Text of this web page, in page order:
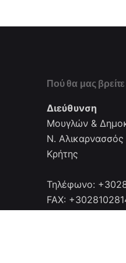
Πού θα μας βρείτε
Διεύθυνση
Μουγλών &
Ν.
Κρήτης
Τηλέφωνο:
FAX: